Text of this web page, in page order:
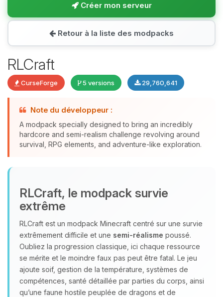
Créer mon serveur
Retour à la liste des modpacks
RLCraft
CurseForge 5 versions 29,760,641
Note du développeur :
A modpack specially designed to bring an incredibly
hardcore and semi-realism challenge revolving around
survival, RPG elements, and adventure-like exploration.
RLCraft, le modpack survie
extrême
RLCraft est un modpack Minecraft centré sur une survie
extrêmement difficile et une semi‑réalisme poussé.
Oubliez la progression classique, ici chaque ressource
se mérite et le moindre faux pas peut être fatal. Le jeu
ajoute soif, gestion de la température, systèmes de
compétences, santé détaillée par parties du corps, ainsi
qu’une faune hostile peuplée de dragons et de
Youpi, enfin quelqu’un pour me
parler ! Moi c’est Choupy, ton petit
07/08/2026 à 12:03